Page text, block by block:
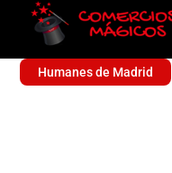
Humanes de Madrid